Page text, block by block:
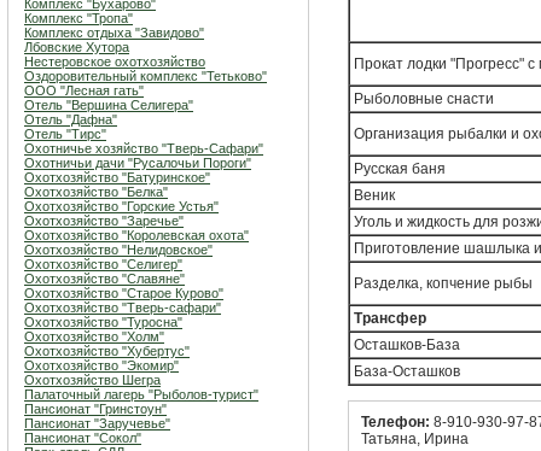
Комплекс "Бухарово"
Комплекс "Тропа"
Комплекс отдыха "Завидово"
Лбовские Хутора
Нестеровское охотхозяйство
Оздоровительный комплекс "Тетьково"
ООО "Лесная гать"
Отель "Вершина Селигера"
Отель "Дафна"
Отель "Тирс"
Охотничье хозяйство "Тверь-Сафари"
Охотничьи дачи "Русалочьи Пороги"
Охотхозяйство "Батуринское"
Охотхозяйство "Белка"
Охотхозяйство "Горские Устья"
Охотхозяйство "Заречье"
Охотхозяйство "Королевская охота"
Охотхозяйство "Нелидовское"
Охотхозяйство "Селигер"
Охотхозяйство "Славяне"
Охотхозяйство "Старое Курово"
Охотхозяйство "Тверь-сафари"
Охотхозяйство "Туросна"
Охотхозяйство "Холм"
Охотхозяйство "Хубертус"
Охотхозяйство "Экомир"
Охотхозяйство Шегра
Палаточный лагерь "Рыболов-турист"
Пансионат "Гринстоун"
Пансионат "Заручевье"
Пансионат "Сокол"
Прокат лодки "Прогресс"
Рыболовные снасти
Организация рыбалки и
Русская баня
Веник
Уголь и жидкость для
Приготовление шашлыка
Разделка, копчение рыбы
Трансфер
Осташков-База
База-Осташков
Телефон: 8-910-930-97-
Татьяна, Ирина